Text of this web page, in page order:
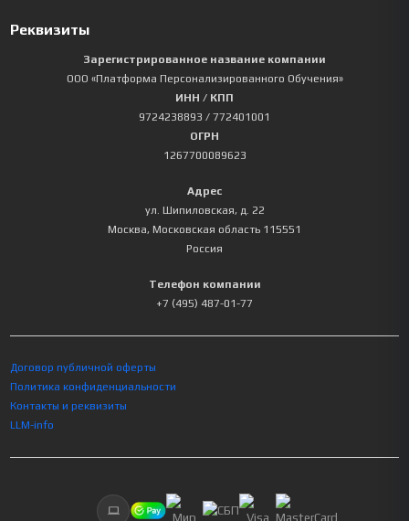
Реквизиты
Зарегистрированное название компании
ООО «Платформа Персонализированного Обучения»
ИНН / КПП
9724238893 / 772401001
ОГРН
1267700089623
Адрес
ул. Шипиловская, д. 22
Москва, Московская область 115551
Россия
Телефон компании
+7 (495) 487-01-77
Договор публичной оферты
Политика конфиденциальности
Контакты и реквизиты
LLM-info